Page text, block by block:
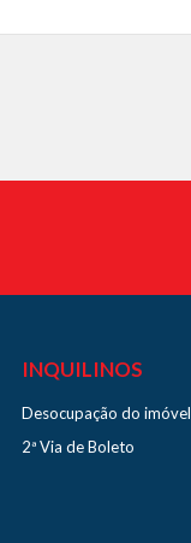
INQUILINOS
Desocupação do imóvel
2ª Via de Boleto